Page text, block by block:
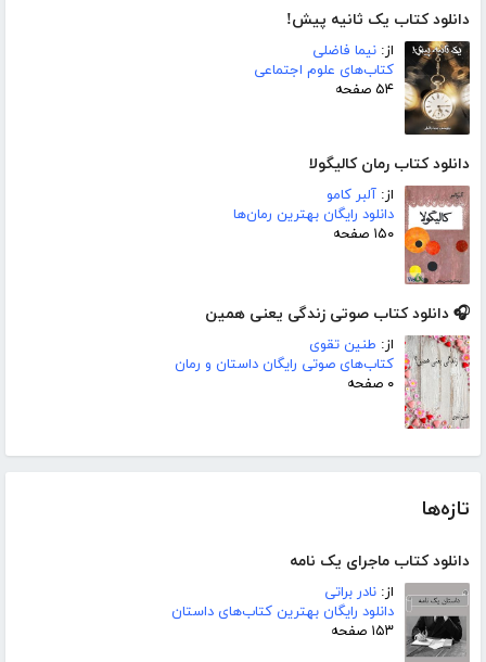
دانلود کتاب یک ثانیه پیش!
از: نیما فاضلی
کتاب‌های علوم اجتماعی
۵۴ صفحه
دانلود کتاب رمان کالیگولا
از: آلبر کامو
دانلود رایگان بهترین رمان‌ها
۱۵۰ صفحه
🎧 دانلود کتاب صوتی زندگی یعنی همین
از: طنین تقوی
کتاب‌های صوتی رایگان داستان و رمان
۰ صفحه
تازه‌ها
دانلود کتاب ماجرای یک نامه
از: نادر براتی
دانلود رایگان بهترین کتاب‌های داستان
۱۵۳ صفحه